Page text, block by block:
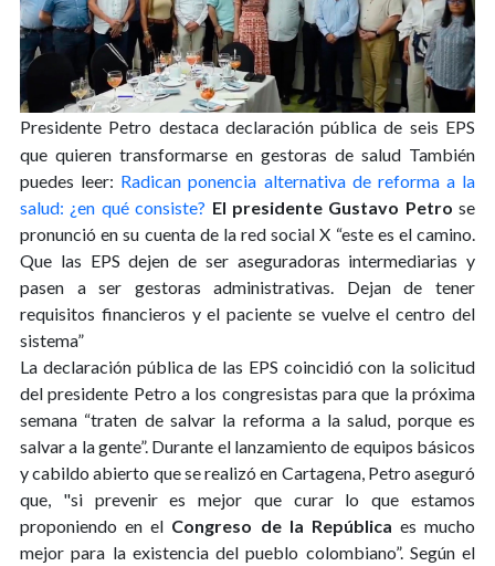
Presidente Petro destaca declaración pública de seis EPS
que quieren transformarse en gestoras de salud También
puedes leer: Radican ponencia alternativa de reforma a la
salud: ¿en qué consiste? El presidente Gustavo Petro se
pronunció en su cuenta de la red social X “este es el camino.
Que las EPS dejen de ser aseguradoras intermediarias y
pasen a ser gestoras administrativas. Dejan de tener
requisitos financieros y el paciente se vuelve el centro del
sistema”
La declaración pública de las EPS coincidió con la solicitud
del presidente Petro a los congresistas para que la próxima
semana “traten de salvar la reforma a la salud, porque es
salvar a la gente”. Durante el lanzamiento de equipos básicos
y cabildo abierto que se realizó en Cartagena, Petro aseguró
que, "si prevenir es mejor que curar lo que estamos
proponiendo en el Congreso de la República es mucho
mejor para la existencia del pueblo colombiano”. Según el